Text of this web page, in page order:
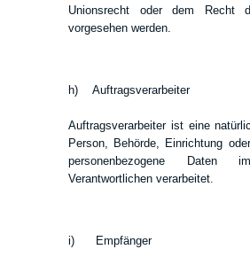
Unionsrecht oder dem Recht
vorgesehen werden.
h) Auftragsverarbeiter
Auftragsverarbeiter ist eine
Person, Behörde, Einrichtung
personenbezogene Daten
Verantwortlichen verarbeitet.
i) Empfänger